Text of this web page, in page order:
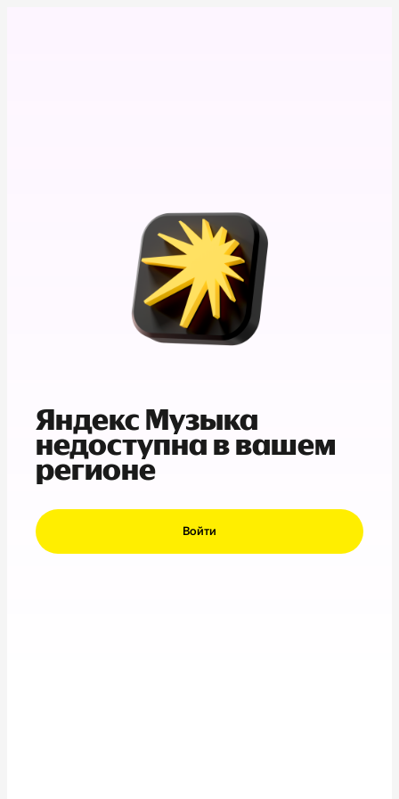
Яндекс Музыка
недоступна в вашем
регионе
Войти